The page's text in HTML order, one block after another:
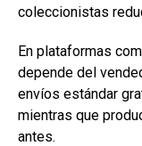
coleccionistas
En plataformas
depende del
envíos estándar
mientras que
antes.